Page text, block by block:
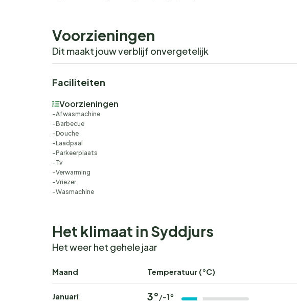
Voorzieningen
Dit maakt jouw verblijf onvergetelijk
Faciliteiten
Voorzieningen
Afwasmachine
Barbecue
Douche
Laadpaal
Parkeerplaats
Tv
Verwarming
Vriezer
Wasmachine
Het klimaat in Syddjurs
Het weer het gehele jaar
Maand Temperatuur (°C)
Januari 3° /-1°